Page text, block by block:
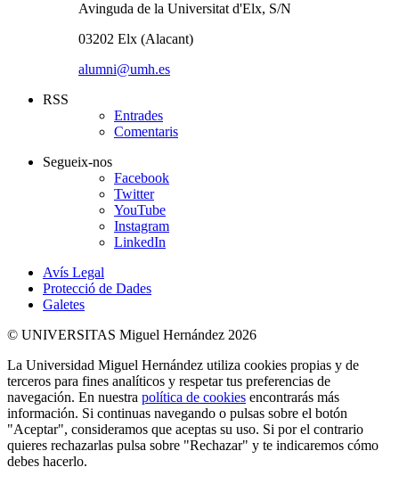
Avinguda de la Universitat d'Elx, S/N
03202 Elx (Alacant)
alumni@umh.es
RSS
Entrades
Comentaris
Segueix-nos
Facebook
Twitter
YouTube
Instagram
LinkedIn
Avís Legal
Protecció de Dades
Galetes
© UNIVERSITAS Miguel Hernández 2026
La Universidad Miguel Hernández utiliza cookies propias y de
terceros para fines analíticos y respetar tus preferencias de
navegación. En nuestra política de cookies encontrarás más
información. Si continuas navegando o pulsas sobre el botón
"Aceptar", consideramos que aceptas su uso. Si por el contrario
quieres rechazarlas pulsa sobre "Rechazar" y te indicaremos cómo
debes hacerlo.